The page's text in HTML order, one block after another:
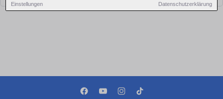
Einstellungen Datenschutzerklärung